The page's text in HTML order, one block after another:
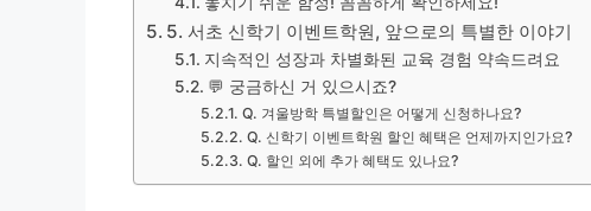
5. 서초 신학기 이벤트학원, 앞으로의 특별한 이야기
지속적인 성장과 차별화된 교육 경험 약속드려요
💬 궁금하신 거 있으시죠?
Q. 겨울방학 특별할인은 어떻게 신청하나요?
Q. 신학기 이벤트학원 할인 혜택은 언제까지인가요?
Q. 할인 외에 추가 혜택도 있나요?